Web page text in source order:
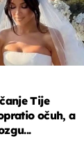
Tije
očuh, a